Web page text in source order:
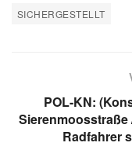
SICHERGESTELLT
POL-KN:
Radfahrer